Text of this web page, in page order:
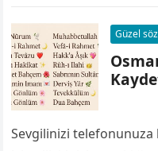
Güzel
Sevgilinizi